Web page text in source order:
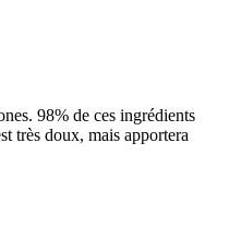
98% de ces ingrédients
très doux, mais apportera